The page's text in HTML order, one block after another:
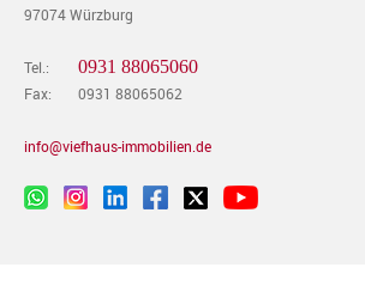
97074 Würzburg
Tel.: 0931 88065060
Fax: 0931 88065062
info@viefhaus-immobilien.de